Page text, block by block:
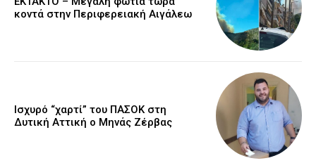
κοντά στην Περιφερειακή Αιγάλεω
Ισχυρό “χαρτί” του ΠΑΣΟΚ στη
Δυτική Αττική ο Μηνάς Ζέρβας